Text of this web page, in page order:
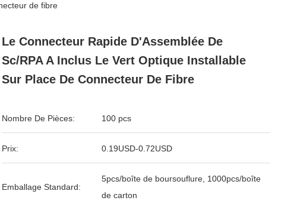
de fibre
Le Connecteur Rapide D'Assemblée De
Sc/RPA A Inclus Le Vert Optique Installable
Sur Place De Connecteur De Fibre
Nombre De Pièces: 100 pcs
Prix: 0.19USD-0.72USD
Emballage Standard:
5pcs/boîte de boursouflure, 1000pcs/boîte
de carton